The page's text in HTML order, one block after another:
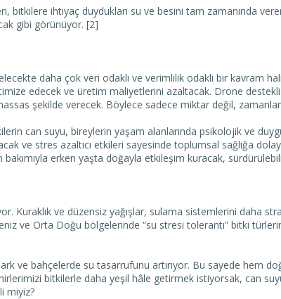
bitkilere ihtiyaç duydukları su ve besini tam zamanında
gibi görünüyor. [2]
daha çok veri odaklı ve verimlilik odaklı bir kavram
edecek ve üretim maliyetlerini azaltacak. Drone
şekilde verecek. Böylece sadece miktar değil,
can suyu, bireylerin yaşam alanlarında psikolojik ve
ve stres azaltıcı etkileri sayesinde toplumsal sağlığa
erken yaşta doğayla etkileşim kuracak,
Kuraklık ve düzensiz yağışlar, sulama sistemlerini daha
ve Orta Doğu bölgelerinde “su stresi tolerantı” bitki
ve bahçelerde su tasarrufunu artırıyor. Bu sayede hem
bitkilerle daha yeşil hâle getirmek istiyorsak, can suyu
miyiz?